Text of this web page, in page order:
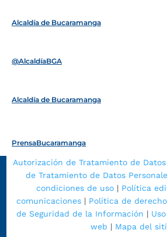
Alcaldía de Bucaramanga
@AlcaldíaBGA
Alcaldía de Bucaramanga
PrensaBucaramanga
Autorización de Tratamiento de Datos
de Tratamiento de Datos
condiciones de uso | Política
comunicaciones| Política de
de Seguridad de la Información |
web | Mapa del